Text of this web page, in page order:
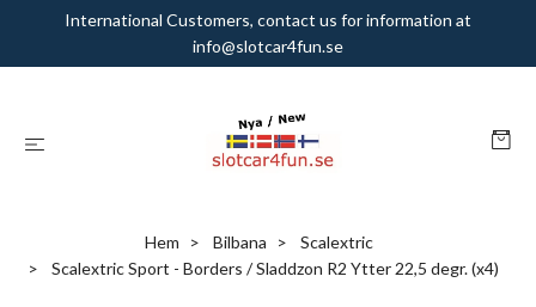
International Customers, contact us for information at
info@slotcar4fun.se
Hem Bilbana
Scalextric
Scalextric Sport - Borders / Sladdzon R2 Ytter 22,5 degr. (x4)